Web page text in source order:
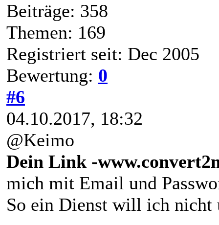
Beiträge: 358
Themen: 169
Registriert seit: Dec 2005
Bewertung: 0
#6
04.10.2017, 18:32
@Keimo
Dein Link -
mich mit Email und
So ein Dienst will ich nicht